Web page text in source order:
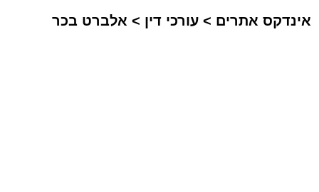
אינדקס אתרים > עורכי דין > אלברט בכר